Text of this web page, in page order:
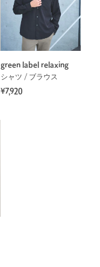
裾上げについて
green label relaxing
シャツ / ブラウス
¥7,920